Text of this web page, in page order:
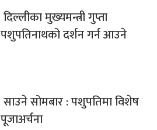
दिल्लीका मुख्यमन्त्री गुप्ता
पशुपतिनाथको दर्शन गर्न आउने
साउने सोमबार : पशुपतिमा विशेष
पूजाअर्चना